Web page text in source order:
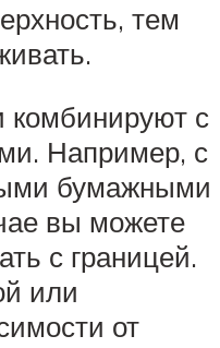
тем
комбинируют с
Например, с
бумажными
вы можете
с границей.
или
от